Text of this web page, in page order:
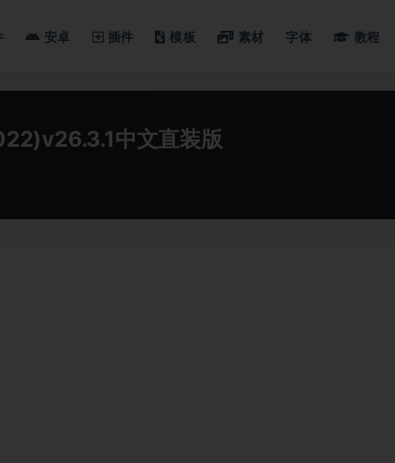
安卓 插件 模板 素材 字体 教程
中文直装版